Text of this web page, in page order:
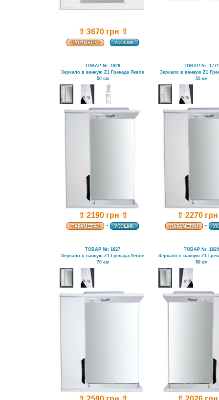
⇧ 3670 грн ⇧
ПАРАМЕТРИ - УКОШИК
ТОВАР №: 1828
Зеркало в ванную Z1 Гренада Левое
50 см
⇧ 2190 грн ⇧
ПАРАМЕТРИ - УКОШИК
ТОВАР №: 1771
Зеркало в ванную Z1
55 см
⇧ 2270
ПАРАМЕТРИ -
ТОВАР №: 1827
Зеркало в ванную Z1 Гренада Левое
70 см
ТОВАР №: 1829
Зеркало в ванную Z1
50 см